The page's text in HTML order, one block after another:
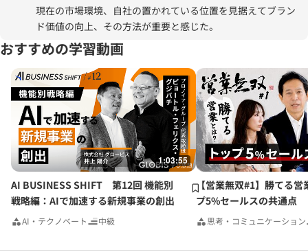
現在の市場環境、自社の置かれている位置を見据えてブラン
ド価値の向上、その方法が重要と感じた。
おすすめの学習動画
1:03:55
AI BUSINESS SHIFT 第12回 機能別
戦略編：AIで加速する新規事業の創出
AI・テクノベート 中級
【営業無双#1】勝てる営
プ5%セールスの共通点
思考・コミュニケーション